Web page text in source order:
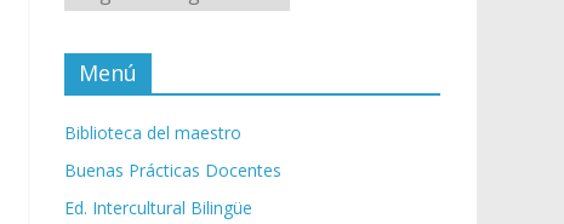
Menú
Biblioteca del maestro
Buenas Prácticas Docentes
Ed. Intercultural Bilingüe